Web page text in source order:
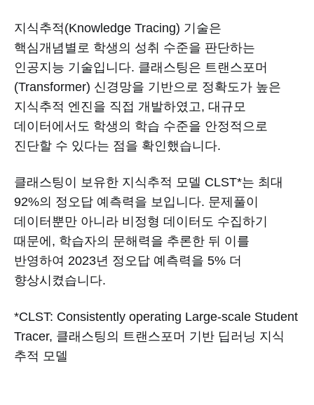
지식추적(Knowledge Tracing) 기술은
핵심개념별로 학생의 성취 수준을 판단하는
인공지능 기술입니다. 클래스팅은 트랜스포머
(Transformer) 신경망을 기반으로 정확도가 높은
지식추적 엔진을 직접 개발하였고, 대규모
데이터에서도 학생의 학습 수준을 안정적으로
진단할 수 있다는 점을 확인했습니다.
클래스팅이 보유한 지식추적 모델 CLST*는 최대
92%의 정오답 예측력을 보입니다. 문제풀이
데이터뿐만 아니라 비정형 데이터도 수집하기
때문에, 학습자의 문해력을 추론한 뒤 이를
반영하여 2023년 정오답 예측력을 5% 더
향상시켰습니다.
*CLST: Consistently operating Large-scale Student
Tracer, 클래스팅의 트랜스포머 기반 딥러닝 지식
추적 모델